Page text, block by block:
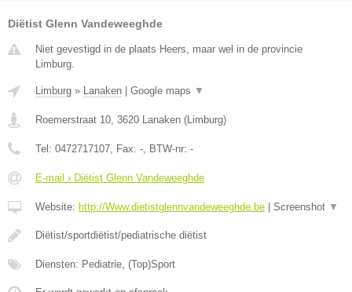
Diëtist Glenn Vandeweeghde
Niet gevestigd in de plaats Heers, maar wel in de provincie
Limburg.
Limburg » Lanaken Google maps ▼
Roemerstraat 10, 3620 Lanaken (Limburg)
Tel: 0472717107, Fax: -, BTW-nr: -
E-mail › Diëtist Glenn Vandeweeghde
Website: http://Www.dietistglennvandeweeghde.be Screenshot ▼
Diëtist/sportdiëtist/pediatrische diëtist
Diensten: Pediatrie, (Top)Sport